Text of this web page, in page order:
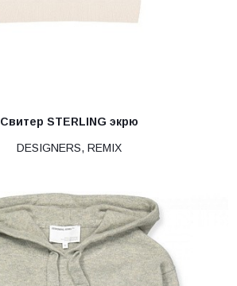
Свитер STERLING экрю
DESIGNERS, REMIX